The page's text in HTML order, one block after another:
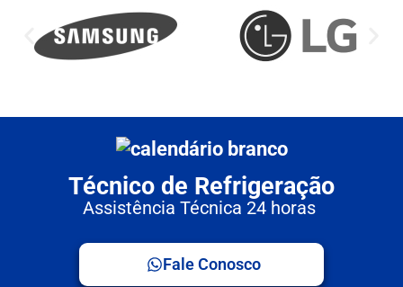
Técnico de Refrigeração
Assistência Técnica 24 horas
Fale Conosco